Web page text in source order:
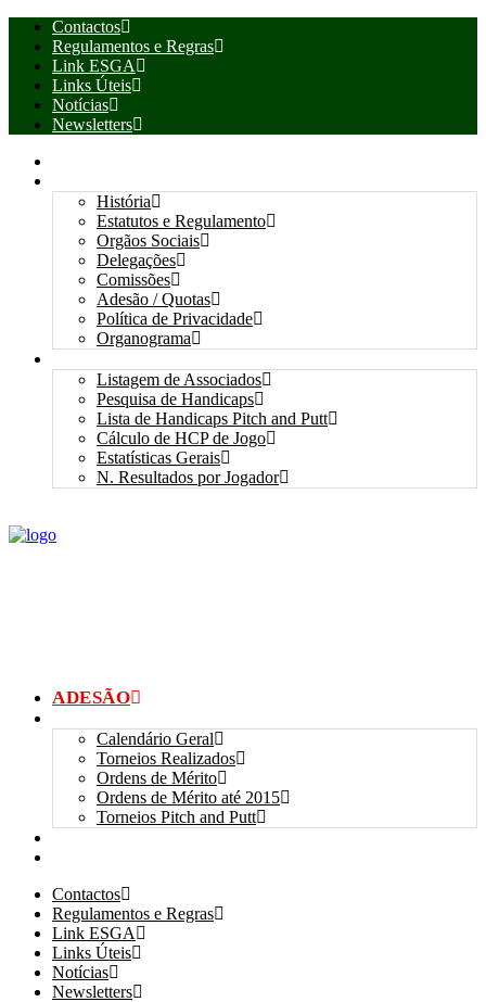
Contactos
Regulamentos e Regras
Link ESGA
Links Úteis
Notícias
Newsletters
História
Estatutos e Regulamento
Orgãos Sociais
Delegações
Comissões
Adesão / Quotas
Política de Privacidade
Organograma
Listagem de Associados
Pesquisa de Handicaps
Lista de Handicaps Pitch and Putt
Cálculo de HCP de Jogo
Estatísticas Gerais
N. Resultados por Jogador
ADESÃO
Calendário Geral
Torneios Realizados
Ordens de Mérito
Ordens de Mérito até 2015
Torneios Pitch and Putt
Contactos
Regulamentos e Regras
Link ESGA
Links Úteis
Notícias
Newsletters